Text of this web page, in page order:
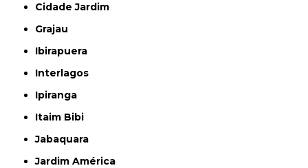
Cidade Jardim
Grajau
Ibirapuera
Interlagos
Ipiranga
Itaim Bibi
Jabaquara
Jardim América